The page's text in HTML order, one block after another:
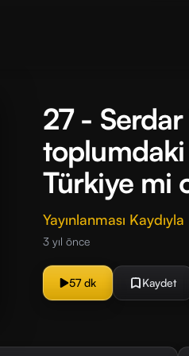
27 -
toplumdaki
Türkiye mi
Yayınlanması Kaydıyla
3 yıl önce
57 dk Kaydet